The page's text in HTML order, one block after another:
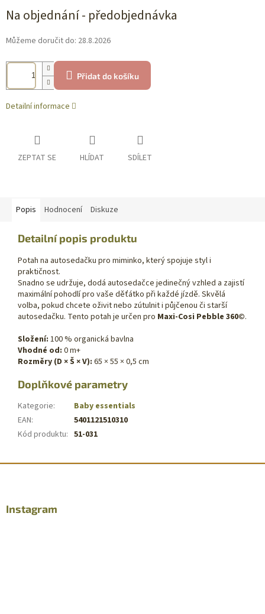
cena:
Na objednání - předobjednávka
Můžeme doručit do: 28.8.2026
Přidat do košíku
Detailní informace
ZEPTAT SE HLÍDAT SDÍLET
Popis Hodnocení Diskuze
Detailní popis produktu
Potah na autosedačku pro miminko, který spojuje styl i
praktičnost.
Snadno se udržuje, dodá autosedačce jedinečný vzhled a zajistí
maximální pohodlí pro vaše děťátko při každé jízdě. Skvělá
volba, pokud chcete oživit nebo zútulnit i půjčenou či starší
autosedačku. Tento potah je určen pro Maxi-Cosi Pebble 360©.
Složení: 100 % organická bavlna
Vhodné od: 0 m+
Rozměry (D × Š × V): 65 × 55 × 0,5 cm
Doplňkové parametry
Kategorie:
Baby essentials
EAN:
5401121510310
Kód produktu: 51-031
Instagram